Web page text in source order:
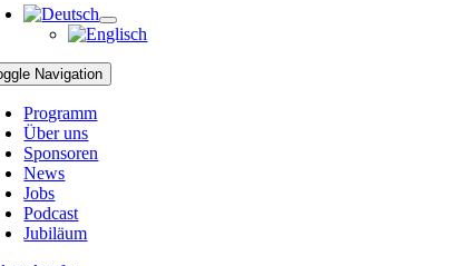
Navigation
Programm
Über uns
Sponsoren
News
Jobs
Podcast
Jubiläum